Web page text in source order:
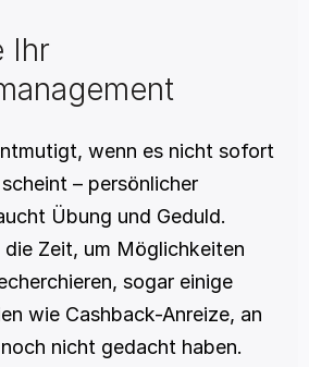
Ihr
wenn es nicht sofort
– persönlicher
Übung und Geduld.
die Zeit, um Möglichkeiten
sogar einige
wie Cashback-Anreize, an
nicht gedacht haben.